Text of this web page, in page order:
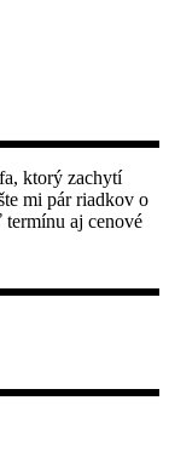
ktorý zachytí
mi pár riadkov o
termínu aj cenové